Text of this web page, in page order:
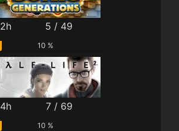
2h 5 / 49
10 %
4h 7 / 69
10 %